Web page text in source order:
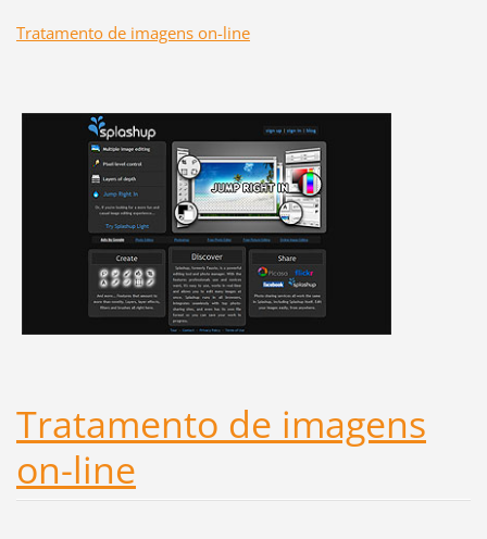
Tratamento de imagens on-line
Tratamento de imagens
on-line